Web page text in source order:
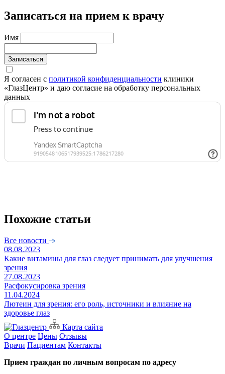
Записаться на прием к врачу
Имя
Записаться
Я согласен с политикой конфиденциальности клиники
«ГлазЦентр» и даю согласие на обработку персональных
данных
Похожие статьи
Все новости
08.08.2023
Какие витамины для глаз следует принимать для улучшения
зрения
27.08.2023
Расфокусировка зрения
11.04.2024
Лютеин для зрения: его роль, источники и влияние на
здоровье глаз
Карта сайта
О центре Цены Отзывы
Врачи Пациентам Контакты
Прием граждан по личным вопросам по адресу